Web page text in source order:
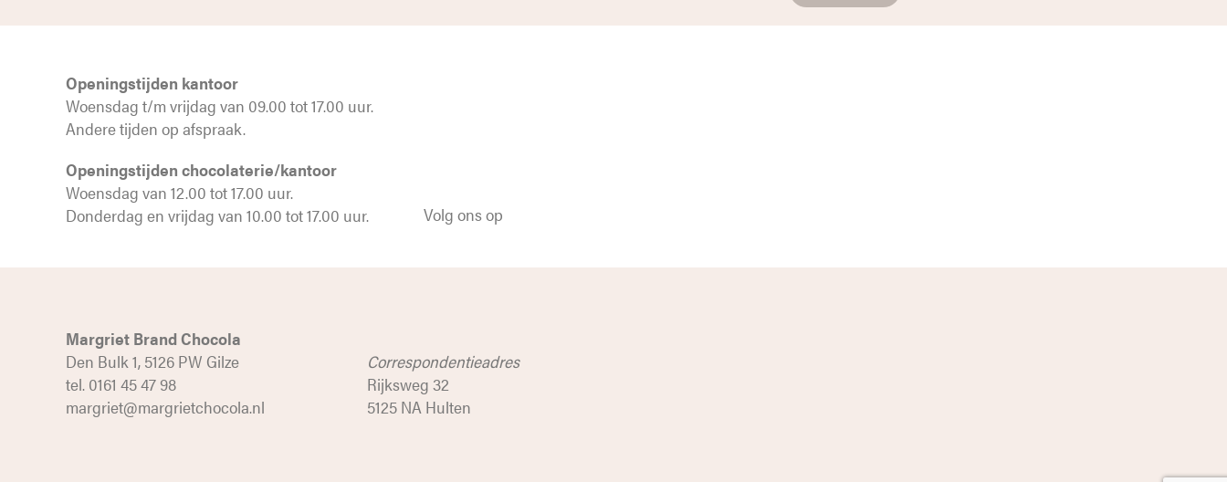
Openingstijden kantoor
Woensdag t/m vrijdag van 09.00 tot 17.00 uur.
Andere tijden op afspraak.
Openingstijden chocolaterie/kantoor
Woensdag van 12.00 tot 17.00 uur.
Donderdag en vrijdag van 10.00 tot 17.00 uur.
Volg ons op
Margriet Brand Chocola
Den Bulk 1, 5126 PW Gilze
tel. 0161 45 47 98
margriet@margrietchocola.nl
Correspondentieadres
Rijksweg 32
5125 NA Hulten